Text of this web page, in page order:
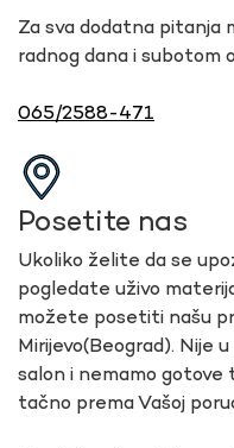
Za sva dodatna pitanja
radnog dana i subotom
065/2588-471
Posetite nas
Ukoliko želite da se
pogledate uživo
možete posetiti našu
Mirijevo(Beograd). Nije
salon i nemamo gotove
tačno prema Vašoj